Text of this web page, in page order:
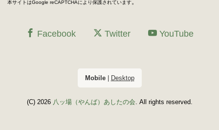
本サイトはGoogle reCAPTCHAにより保護されています。
Facebook Twitter YouTube
Mobile| Desktop
(C) 2026 八ッ場（やんば）あしたの会. All rights reserved.